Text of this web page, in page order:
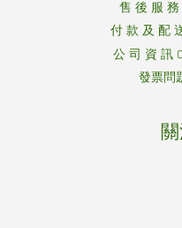
售 後 服 務
付 款 及 配
公 司 資 訊
發票問